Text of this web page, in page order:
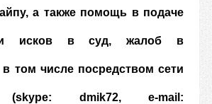
а также помощь в подаче
и исков в суд, жалоб в
том числе посредством сети
(skype: dmik72, e-mail: